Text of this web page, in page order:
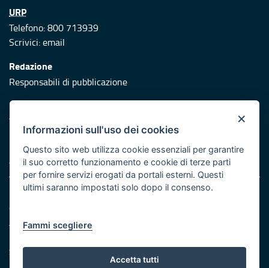
URP
Telefono: 800 713939
Scrivici:email
Redazione
Responsabili di pubblicazione
Protezione civile
Vai al sito di Protezione Civile Puglia
Iniziativa finanziata con risorse del POR Puglia 2014/2020 -
Asse XI
Note legali
Cookie e privacy
Atti di notifica
Servizi Intranet
×
Informazioni sull'uso dei cookies
Questo sito web utilizza cookie essenziali per garantire
il suo corretto funzionamento e cookie di terze parti
per fornire servizi erogati da portali esterni. Questi
ultimi saranno impostati solo dopo il consenso.
Fammi scegliere
Accetta tutti